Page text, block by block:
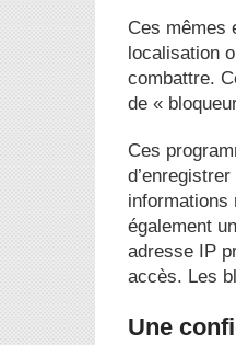
Ces mêmes
localisation
combattre.
de «
Ces
informations
également
adresse IP
accès. Les
Une